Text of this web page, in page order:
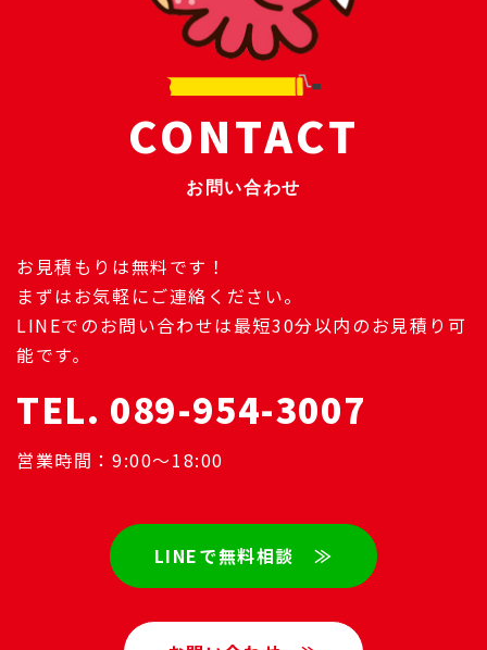
CONTACT
お問い合わせ
お見積もりは無料です！
まずはお気軽にご連絡ください。
LINEでのお問い合わせは最短30分以内のお見積り可
能です。
TEL. 089-954-3007
営業時間：9:00～18:00
LINEで無料相談 ≫